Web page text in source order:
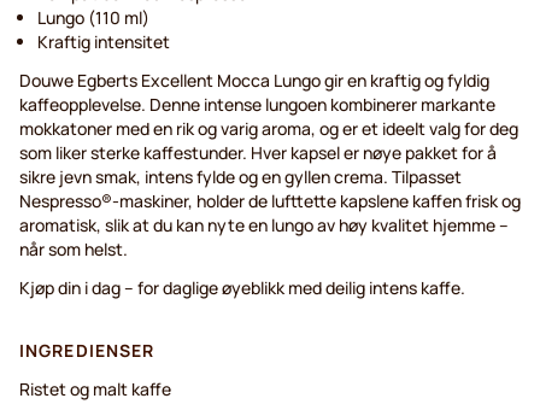
Lungo (110 ml)
Kraftig intensitet
Douwe Egberts Excellent Mocca Lungo gir en kraftig og fyldig
kaffeopplevelse. Denne intense lungoen kombinerer markante
mokkatoner med en rik og varig aroma, og er et ideelt valg for deg
som liker sterke kaffestunder. Hver kapsel er nøye pakket for å
sikre jevn smak, intens fylde og en gyllen crema. Tilpasset
Nespresso®-maskiner, holder de lufttette kapslene kaffen frisk og
aromatisk, slik at du kan nyte en lungo av høy kvalitet hjemme –
når som helst.
Kjøp din i dag – for daglige øyeblikk med deilig intens kaffe.
INGREDIENSER
Ristet og malt kaffe